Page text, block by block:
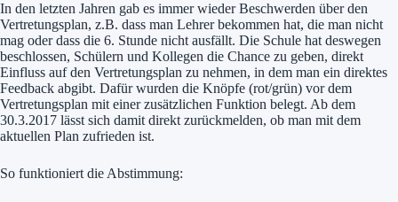
In den letzten Jahren gab es immer wieder Beschwerden über den
Vertretungsplan, z.B. dass man Lehrer bekommen hat, die man nicht
mag oder dass die 6. Stunde nicht ausfällt. Die Schule hat deswegen
beschlossen, Schülern und Kollegen die Chance zu geben, direkt
Einfluss auf den Vertretungsplan zu nehmen, in dem man ein direktes
Feedback abgibt. Dafür wurden die Knöpfe (rot/grün) vor dem
Vertretungsplan mit einer zusätzlichen Funktion belegt. Ab dem
30.3.2017 lässt sich damit direkt zurückmelden, ob man mit dem
aktuellen Plan zufrieden ist.
So funktioniert die Abstimmung: